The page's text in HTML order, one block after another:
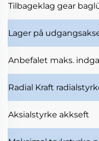
Tilbageklag gear
Lager på
Anbefalet maks.
Radial Kraft
Aksialstyrke akkseft